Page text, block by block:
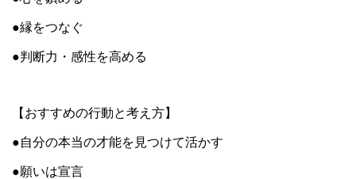
●縁をつなぐ
●判断力・感性を高める
【おすすめの行動と考え方】
●自分の本当の才能を見つけて活かす
●願いは宣言